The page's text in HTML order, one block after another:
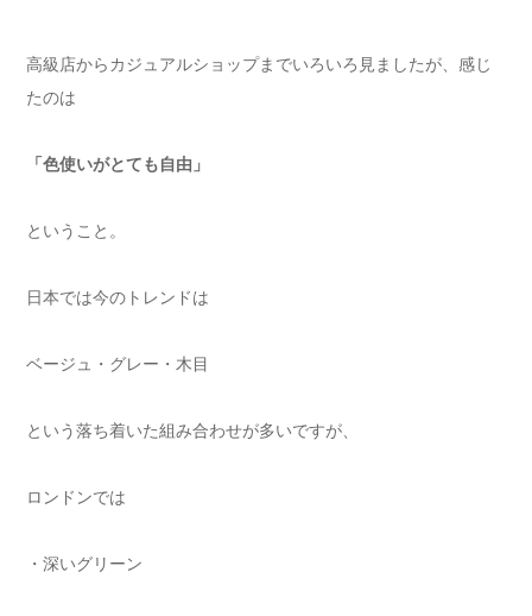
高級店からカジュアルショップまでいろいろ見ましたが、感じ
たのは
「色使いがとても自由」
ということ。
日本では今のトレンドは
ベージュ・グレー・木目
という落ち着いた組み合わせが多いですが、
ロンドンでは
・深いグリーン